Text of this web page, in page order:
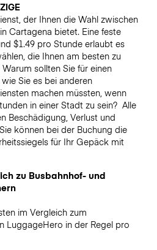
der Ihnen die Wahl zwischen
Cartagena bietet. Eine feste
$1.49 pro Stunde erlaubt es
die Ihnen am besten zu
sollten Sie für einen
Sie es bei anderen
machen müssten, wenn
in einer Stadt zu sein? Alle
Beschädigung, Verlust und
können bei der Buchung die
für Ihr Gepäck mit
zu Busbahnhof- und
im Vergleich zum
LuggageHero in der Regel pro